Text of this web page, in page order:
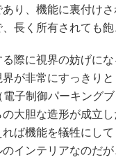
り、機能に裏付け
、長く所有されても
際に視界の妨げにな
が非常にすっきり
電子制御パーキング
大胆な造形が成立
れば機能を犠牲にし
のインテリアなのだ